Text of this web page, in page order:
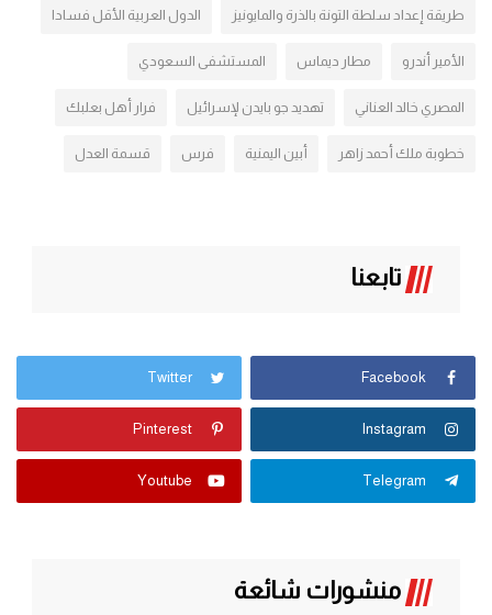
طريقة إعداد سلطة التونة بالذرة والمايونيز الدول العربية الأقل فسادا
الأمير أندرو مطار ديماس المستشفى السعودي
المصري خالد العناني تهديد جو بايدن لإسرائيل فرار أهل بعلبك
خطوبة ملك أحمد زاهر أبين اليمنية فرس قسمة العدل
تابعنا
Facebook
Twitter
Instagram
Pinterest
Telegram
Youtube
منشورات شائعة